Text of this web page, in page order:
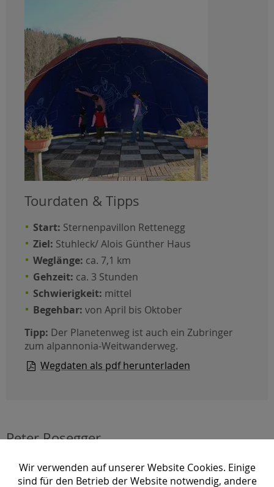
Tourdaten & Tipps
Start: Sternenpavillon Rettenegg
Ziel: Stuhleck/ Alois Günther Haus
Weglänge: ca. 7,1 km
Gehzeit: ca. 3 Stunden
Schwierigkeit: mittel
Begehbar: von April bis Oktober
Tipp: Der Planetenweg ist auch ein Zubringer
zum alpannonia-Weitwanderweg.
Wegdaten als pdf herunterladen
Peter Rosegger
Einer der wohl berühmtestenDichterÖsterreichs hat
sein Leben in der Region Joglland - Waldheimat
Wir verwenden auf unserer Website Cookies. Einige
sind für den Betrieb der Website notwendig, andere